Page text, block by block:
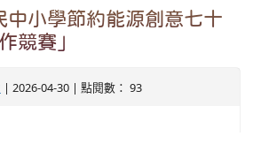
中小學節約能源創意七十
競賽」
| 2026-04-30 | 點閱數： 93